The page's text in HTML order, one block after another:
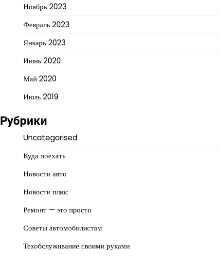
Ноябрь 2023
Февраль 2023
Январь 2023
Июнь 2020
Май 2020
Июль 2019
Рубрики
Uncategorised
Куда поехать
Новости авто
Новости плюс
Ремонт — это просто
Советы автомобилистам
Техобслуживание своими руками